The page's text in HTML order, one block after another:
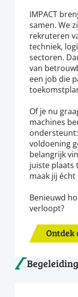
IMPACT
samen. We
rekruteren
techniek,
sectoren.
van
een job die
Of je nu
machines
voldoening
belangrijk
juiste plaats
maak jij écht
Benieuwd
verloopt?
Ontdek